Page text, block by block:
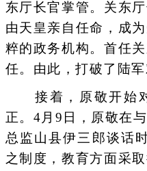
东厅长官掌管。关东
由天皇亲自任命，成
粹的政务机构。首任
任。由此，打破了陆军
接着，原敬开始对
正。4月9日，原敬在
总监山县伊三郎谈话
之制度，教育方面采